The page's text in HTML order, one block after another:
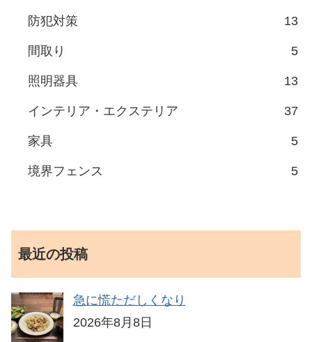
防犯対策 13
間取り 5
照明器具 13
インテリア・エクステリア 37
家具 5
境界フェンス 5
最近の投稿
急に慌ただしくなり
2026年8月8日